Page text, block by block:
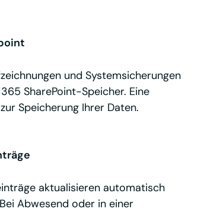
und Systemsicherungen
SharePoint-Speicher. Eine
Speicherung Ihrer Daten.
aktualisieren automatisch
Abwesend oder in einer